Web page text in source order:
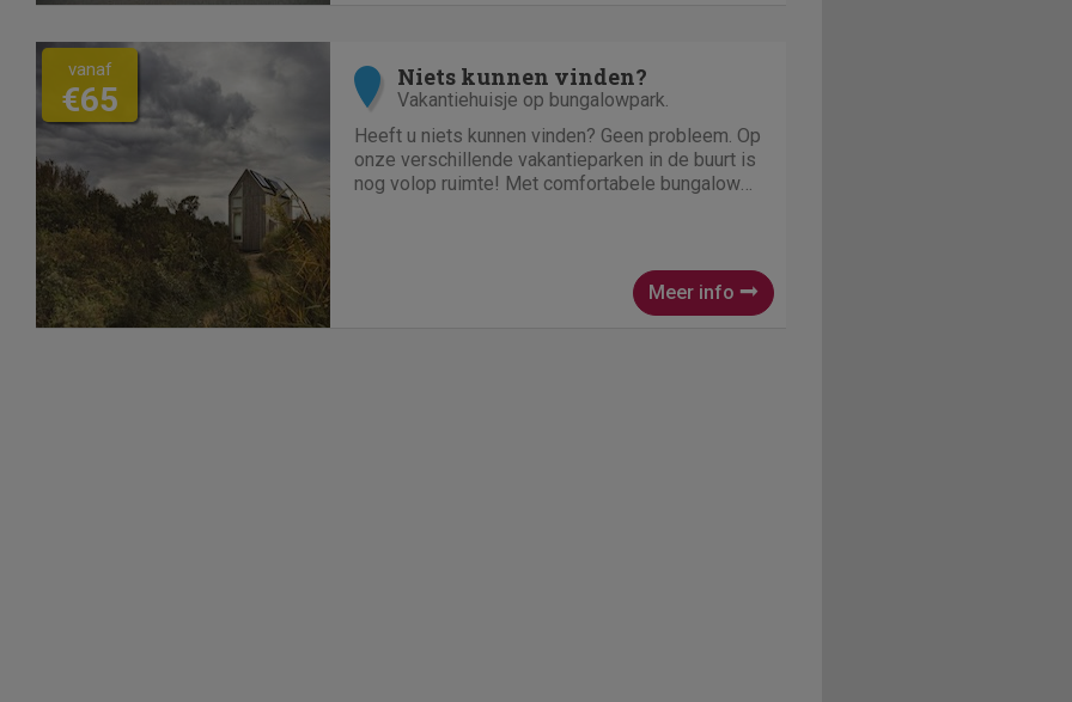
vanaf
€65
Meer info
Niets kunnen vinden?
Vakantiehuisje op bungalowpark.
Heeft u niets kunnen vinden? Geen probleem. Op
onze verschillende vakantieparken in de buurt is
nog volop ruimte! Met comfortabele bungalows